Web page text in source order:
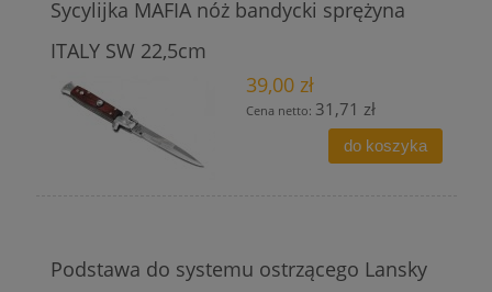
Sycylijka MAFIA nóż bandycki sprężyna
ITALY SW 22,5cm
39,00 zł
Cena netto: 31,71 zł
do koszyka
Podstawa do systemu ostrzącego Lansky